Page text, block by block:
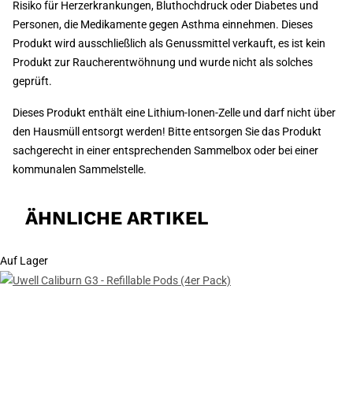
Risiko für Herzerkrankungen, Bluthochdruck oder Diabetes und
Personen, die Medikamente gegen Asthma einnehmen. Dieses
Produkt wird ausschließlich als Genussmittel verkauft, es ist kein
Produkt zur Raucherentwöhnung und wurde nicht als solches
geprüft.
Dieses Produkt enthält eine Lithium-Ionen-Zelle und darf nicht über
den Hausmüll entsorgt werden! Bitte entsorgen Sie das Produkt
sachgerecht in einer entsprechenden Sammelbox oder bei einer
kommunalen Sammelstelle.
ÄHNLICHE ARTIKEL
Auf Lager